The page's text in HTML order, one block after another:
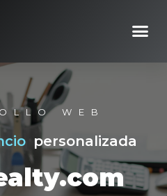
WEB
personalizada